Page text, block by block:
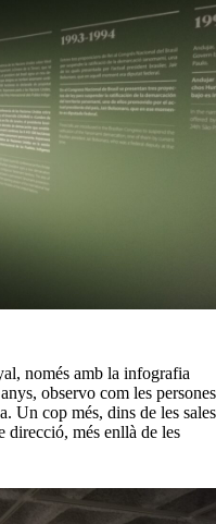
només amb la infografia
observo com les persones
Un cop més, dins de les sales
direcció, més enllà de les